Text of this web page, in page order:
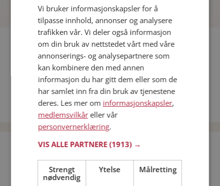
Fler single
Flere singlekvinner fra Herøy:Stines,Sissel
Menn fra Herøy
Date kvinner i Norge
Date menn i Norge
Bli medlem gratis!
Jeg er en:
Vi bruker informasjonskapsler for å
tilpasse innhold, annonser og analysere
trafikken vår. Vi deler også informasjon
om din bruk av nettstedet vårt med våre
annonserings- og analysepartnere som
kan kombinere den med annen
informasjon du har gitt dem eller som de
har samlet inn fra din bruk av tjenestene
deres. Les mer om informasjonskapsler,
medlemsvilkåreller vår
personvernerklæring.
VIS ALLE PARTNERE(1913) →
Strengt
nødvendig
Ytelse Målretting